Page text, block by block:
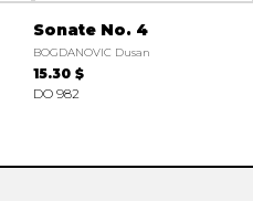
Sonate No. 4
BOGDANOVIC Dusan
15.30 $
DO 982